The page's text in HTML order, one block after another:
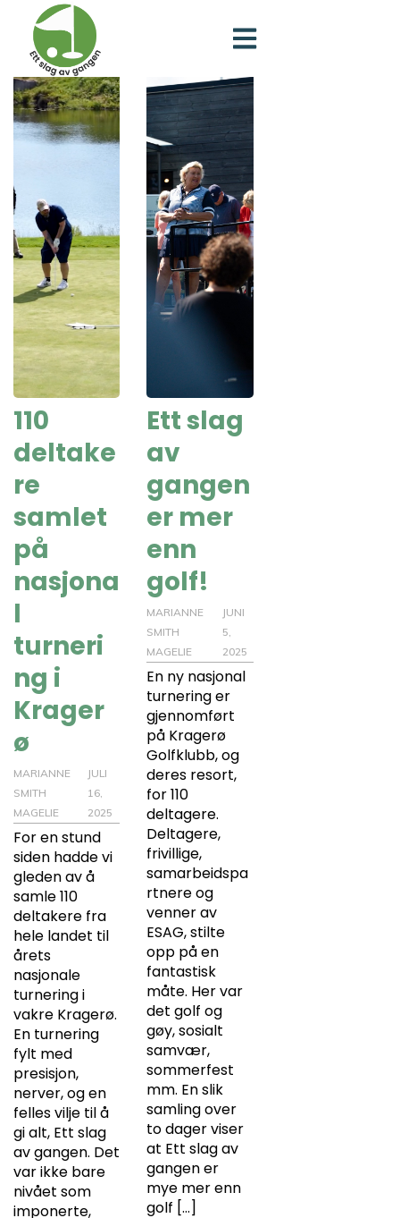
Nasjonal turnering
110
deltake
re
samlet
på
nasjona
l
turneri
ng i
Krager
ø
MARIANNE
SMITH
MAGELIE
JULI
16,
2025
For en stund
siden hadde vi
gleden av å
samle 110
deltakere fra
hele landet til
årets
nasjonale
turnering i
vakre Kragerø.
En turnering
fylt med
presisjon,
nerver, og en
felles vilje til å
gi alt, Ett slag
av gangen. Det
var ikke bare
nivået som
imponerte,
Ett slag
av
gangen
er mer
enn
golf!
MARIANNE
SMITH
MAGELIE
JUNI
5,
2025
En ny nasjonal
turnering er
gjennomført
på Kragerø
Golfklubb, og
deres resort,
for 110
deltagere.
Deltagere,
frivillige,
samarbeidspa
rtnere og
venner av
ESAG, stilte
opp på en
fantastisk
måte. Her var
det golf og
gøy, sosialt
samvær,
sommerfest
mm. En slik
samling over
to dager viser
at Ett slag av
gangen er
mye mer enn
golf […]